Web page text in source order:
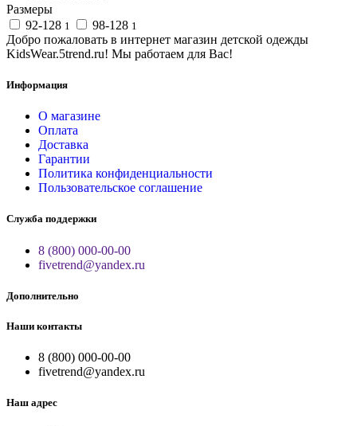
Размеры
92-128 1 98-128 1
Добро пожаловать в интернет магазин детской одежды
KidsWear.5trend.ru! Мы работаем для Вас!
Информация
О магазине
Оплата
Доставка
Гарантии
Политика конфиденциальности
Пользовательское соглашение
Служба поддержки
8 (800) 000-00-00
fivetrend@yandex.ru
Дополнительно
Наши контакты
8 (800) 000-00-00
fivetrend@yandex.ru
Наш адрес